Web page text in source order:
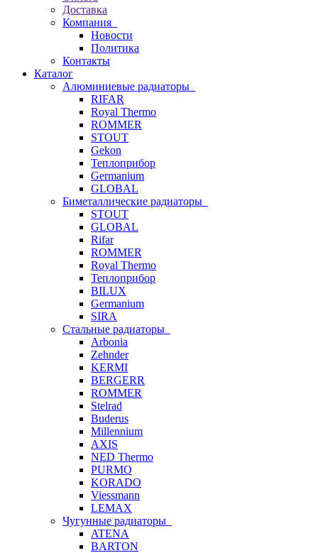
Доставка
Компания
Новости
Политика
Контакты
Каталог
Алюминиевые радиаторы
RIFAR
Royal Thermo
ROMMER
STOUT
Gekon
Теплоприбор
Germanium
GLOBAL
Биметаллические радиаторы
STOUT
GLOBAL
Rifar
ROMMER
Royal Thermo
Теплоприбор
BILUX
Germanium
SIRA
Стальные радиаторы
Arbonia
Zehnder
KERMI
BERGERR
ROMMER
Stelrad
Buderus
Millennium
AXIS
NED Thermo
PURMO
KORADO
Viessmann
LEMAX
Чугунные радиаторы
ATENA
BARTON